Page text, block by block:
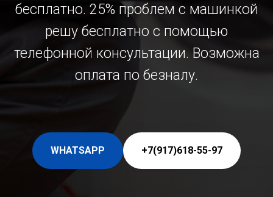
бесплатно. 25% проблем с машинкой
решу бесплатно с помощью
телефонной консультации. Возможна
оплата по безналу.
WHATSAPP +7(917)618-55-97